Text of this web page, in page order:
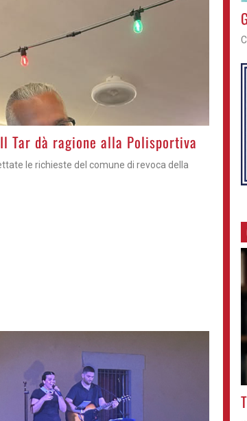
Tar dà ragione alla Polisportiva
le richieste del comune di revoca della